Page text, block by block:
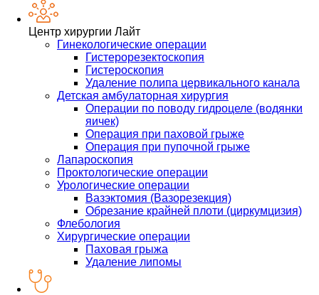
Центр хирургии Лайт
Гинекологические операции
Гистерорезектоскопия
Гистероскопия
Удаление полипа цервикального канала
Детская амбулаторная хирургия
Операции по поводу гидроцеле (водянки
яичек)
Операция при паховой грыже
Операция при пупочной грыже
Лапароскопия
Проктологические операции
Урологические операции
Вазэктомия (Вазорезекция)
Обрезание крайней плоти (циркумцизия)
Флебология
Хирургические операции
Паховая грыжа
Удаление липомы